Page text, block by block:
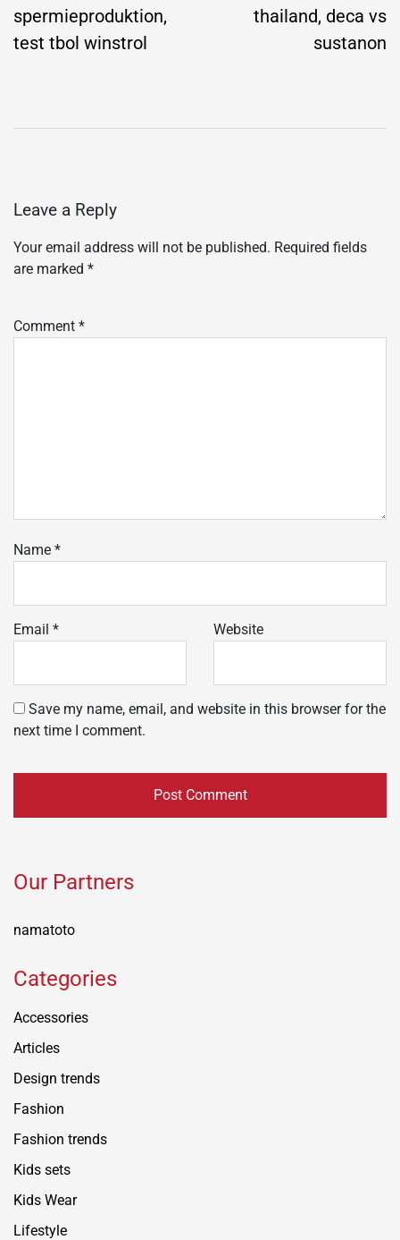
spermieproduktion,
test tbol winstrol
thailand, deca vs
sustanon
Leave a Reply
Your email address will not be published. Required fields
are marked *
Comment *
Name *
Email * Website
Save my name, email, and website in this browser for the
next time I comment.
Our Partners
namatoto
Categories
Accessories
Articles
Design trends
Fashion
Fashion trends
Kids sets
Kids Wear
Lifestyle